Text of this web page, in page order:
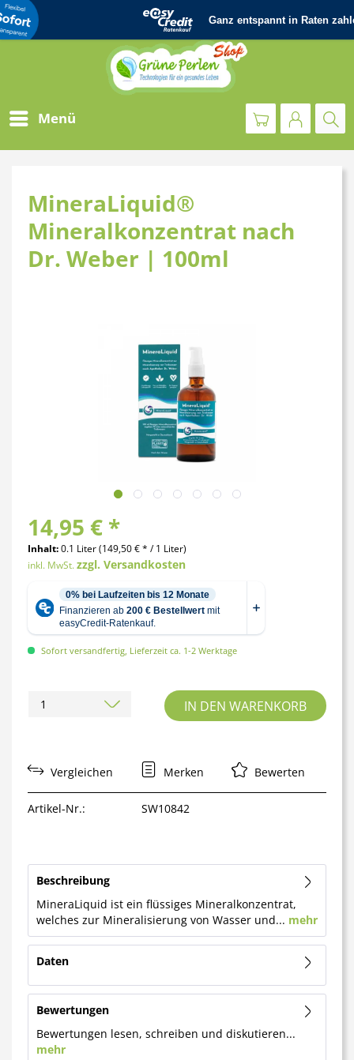
Menü
MineraLiquid®
Mineralkonzentrat nach
Dr. Weber | 100ml
14,95 € *
Inhalt:0.1 Liter (149,50 € * / 1 Liter)
inkl. MwSt.zzgl. Versandkosten
Sofort versandfertig, Lieferzeit ca. 1-2 Werktage
IN DEN WARENKORB
Vergleichen Merken Bewerten
Artikel-Nr.: SW10842
Beschreibung
MineraLiquid ist ein flüssiges Mineralkonzentrat,
welches zur Mineralisierung von Wasser und... mehr
Daten
Bewertungen
Bewertungen lesen, schreiben und diskutieren...
mehr